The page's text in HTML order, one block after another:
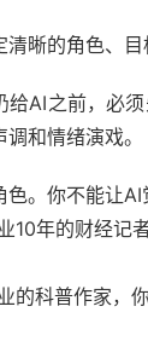
清晰的角色、
给AI之前，必
和情绪演戏。
色。你不能让
10年的财经记
的科普作家，